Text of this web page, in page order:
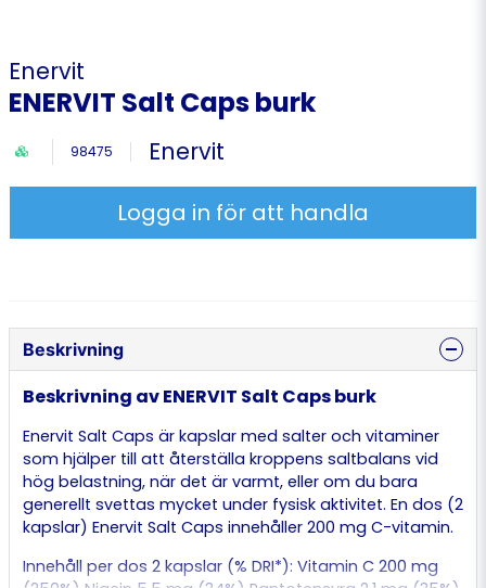
Enervit
ENERVIT Salt Caps burk
98475 Enervit
Logga in för att handla
Beskrivning
Beskrivning av ENERVIT Salt Caps burk
Enervit Salt Caps är kapslar med salter och vitaminer
som hjälper till att återställa kroppens saltbalans vid
hög belastning, när det är varmt, eller om du bara
generellt svettas mycket under fysisk aktivitet. En dos (2
kapslar) Enervit Salt Caps innehåller 200 mg C-vitamin.
Innehåll per dos 2 kapslar (% DRI*): Vitamin C 200 mg